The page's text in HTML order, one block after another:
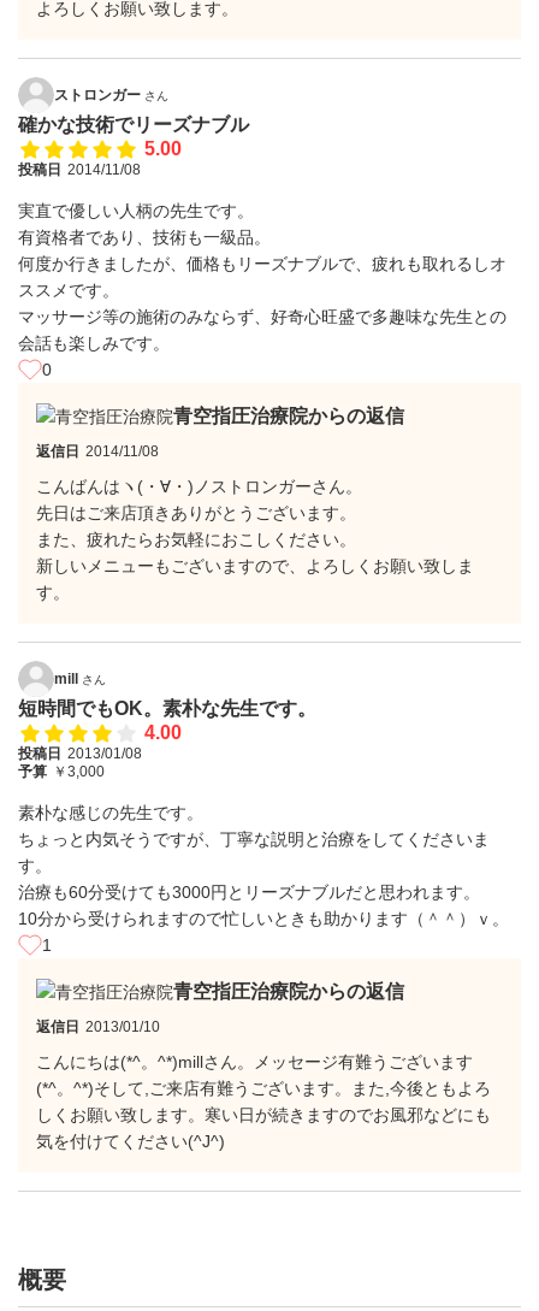
よろしくお願い致します。
ストロンガー さん
確かな技術でリーズナブル
5.00
投稿日 2014/11/08
実直で優しい人柄の先生です。
有資格者であり、技術も一級品。
何度か行きましたが、価格もリーズナブルで、疲れも取れるしオ
ススメです。
マッサージ等の施術のみならず、好奇心旺盛で多趣味な先生との
会話も楽しみです。
0
青空指圧治療院からの返信
返信日 2014/11/08
こんばんはヽ(・∀・)ノストロンガーさん。
先日はご来店頂きありがとうございます。
また、疲れたらお気軽におこしください。
新しいメニューもございますので、よろしくお願い致しま
す。
mill さん
短時間でもOK。素朴な先生です。
4.00
投稿日 2013/01/08
予算 ￥3,000
素朴な感じの先生です。
ちょっと内気そうですが、丁寧な説明と治療をしてくださいま
す。
治療も60分受けても3000円とリーズナブルだと思われます。
10分から受けられますので忙しいときも助かります（＾＾）ｖ。
1
青空指圧治療院からの返信
返信日 2013/01/10
こんにちは(*^。^*)millさん。メッセージ有難うございます
(*^。^*)そして,ご来店有難うございます。また,今後ともよろ
しくお願い致します。寒い日が続きますのでお風邪などにも
気を付けてください(^J^)
概要